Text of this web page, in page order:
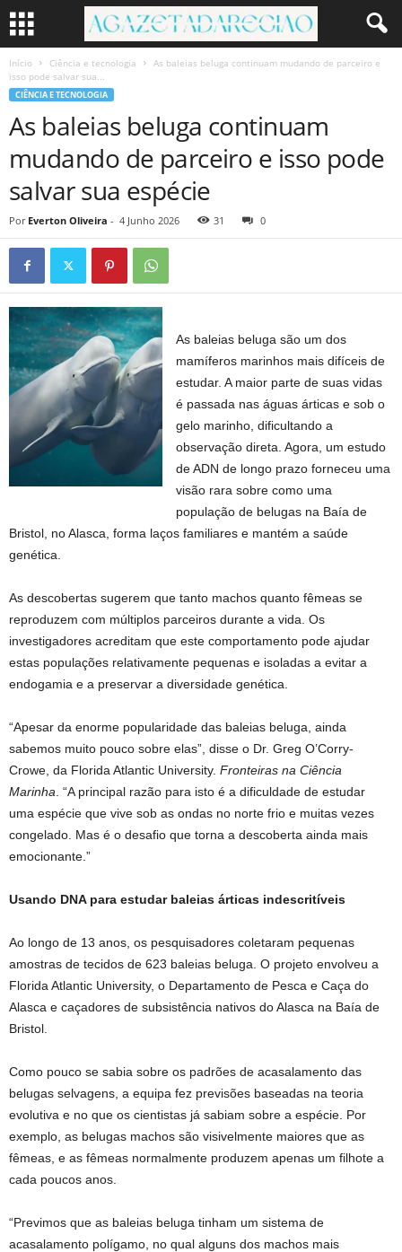
Início Ciência e tecnologia
As baleias beluga continuam mudando de parceiro e
isso pode salvar sua...
CIÊNCIA E TECNOLOGIA
As baleias beluga continuam
mudando de parceiro e isso pode
salvar sua espécie
Por Everton Oliveira - 4 Junho 2026 31 0
As baleias beluga são um dos
mamíferos marinhos mais difíceis de
estudar. A maior parte de suas vidas
é passada nas águas árticas e sob o
gelo marinho, dificultando a
observação direta. Agora, um estudo
de ADN de longo prazo forneceu uma
visão rara sobre como uma
população de belugas na Baía de
Bristol, no Alasca, forma laços familiares e mantém a saúde
genética.
As descobertas sugerem que tanto machos quanto fêmeas se
reproduzem com múltiplos parceiros durante a vida. Os
investigadores acreditam que este comportamento pode ajudar
estas populações relativamente pequenas e isoladas a evitar a
endogamia e a preservar a diversidade genética.
“Apesar da enorme popularidade das baleias beluga, ainda
sabemos muito pouco sobre elas”, disse o Dr. Greg O’Corry-
Crowe, da Florida Atlantic University. Fronteiras na Ciência
Marinha . “A principal razão para isto é a dificuldade de estudar
uma espécie que vive sob as ondas no norte frio e muitas vezes
congelado. Mas é o desafio que torna a descoberta ainda mais
emocionante.”
Usando DNA para estudar baleias árticas indescritíveis
Ao longo de 13 anos, os pesquisadores coletaram pequenas
amostras de tecidos de 623 baleias beluga. O projeto envolveu a
Florida Atlantic University, o Departamento de Pesca e Caça do
Alasca e caçadores de subsistência nativos do Alasca na Baía de
Bristol.
Como pouco se sabia sobre os padrões de acasalamento das
belugas selvagens, a equipa fez previsões baseadas na teoria
evolutiva e no que os cientistas já sabiam sobre a espécie. Por
exemplo, as belugas machos são visivelmente maiores que as
fêmeas, e as fêmeas normalmente produzem apenas um filhote a
cada poucos anos.
“Previmos que as baleias beluga tinham um sistema de
acasalamento polígamo, no qual alguns dos machos mais